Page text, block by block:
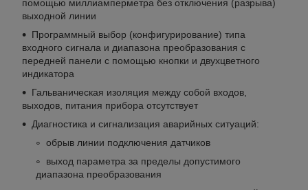
помощью миллиамперметра без отключения (разрыва)
выходной линии
Программный выбор (конфигурирование) типа
входного сигнала и диапазона преобразования с
передней панели с помощью кнопки и двухцветного
индикатора
Гальваническая изоляция между собой входов,
выходов, питания прибора отсутствует
Диагностика и сигнализация аварийных ситуаций:
обрыв линии подключения датчиков
выход параметра за пределы допустимого
диапазона преобразования